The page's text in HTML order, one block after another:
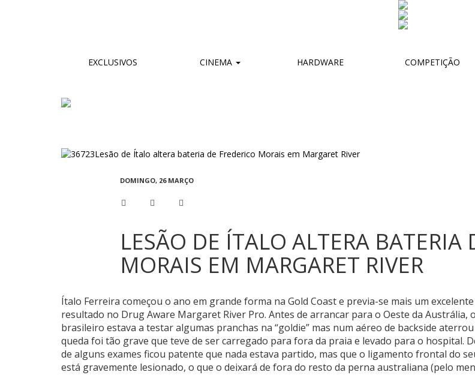
EXCLUSIVOS CINEMA HARDWARE COMPETIÇÃO
DOMINGO, 26 MARÇO
LESÃO DE ÍTALO ALTERA BATERIA
MORAIS EM MARGARET RIVER
Ítalo Ferreira começou o ano em grande forma na Gold Coast e previa-se mais um excelente
resultado no Drug Aware Margaret River Pro. Antes de arrancar para o Oeste da Austrália, o
brasileiro estava a testar algumas pranchas na “goldie” mas num aéreo de backside aterrou
queda foi tão grave que teve de ser carregado para fora da praia e levado para o hospital.
de alguns exames ficou patente que nada estava partido, mas que o ligamento frontal do
está gravemente lesionado, o que o deixará de fora do resto da perna australiana (pelo